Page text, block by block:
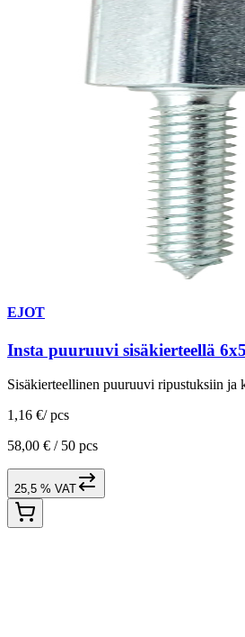
EJOT
Insta puuruuvi sisäkierteellä
Sisäkierteellinen puuruuvi ripustuksiin ja
1,16 €/ pcs
58,00 € / 50 pcs
25,5 % VAT